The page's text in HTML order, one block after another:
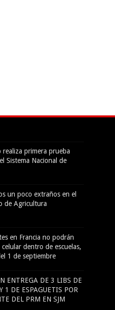
realiza primera prueba
Sistema Nacional de
un poco extraños en el
de Agricultura
en Francia no podrán
dentro de escuelas,
1 de septiembre
ENTREGA DE 3 LIBS DE
1 DE ESPAGUETIS POR
DEL PRM EN SJM